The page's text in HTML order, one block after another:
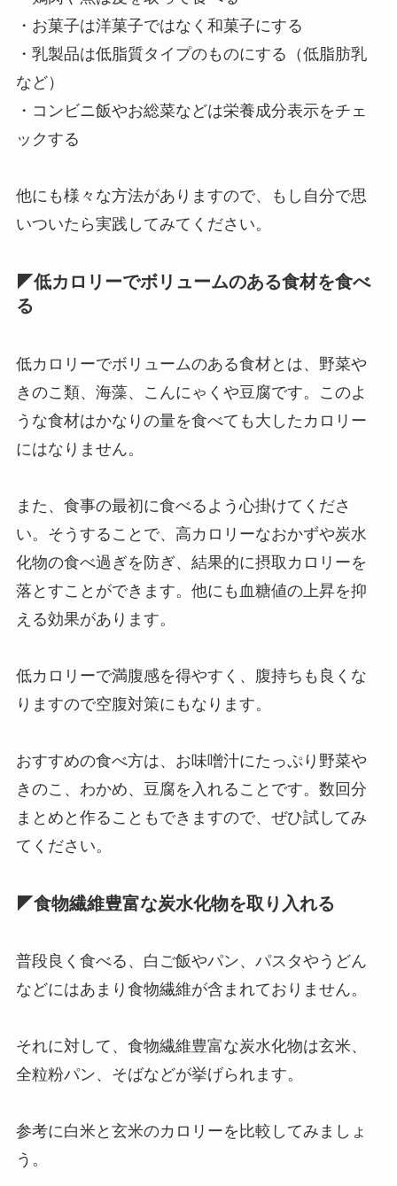
・お菓子は洋菓子ではなく和菓子にする
・乳製品は低脂質タイプのものにする（低脂肪乳
など）
・コンビニ飯やお総菜などは栄養成分表示をチェ
ックする
他にも様々な方法がありますので、もし自分で思
いついたら実践してみてください。
◤低カロリーでボリュームのある食材を食べ
る
低カロリーでボリュームのある食材とは、野菜や
きのこ類、海藻、こんにゃくや豆腐です。このよ
うな食材はかなりの量を食べても大したカロリー
にはなりません。
また、食事の最初に食べるよう心掛けてくださ
い。そうすることで、高カロリーなおかずや炭水
化物の食べ過ぎを防ぎ、結果的に摂取カロリーを
落とすことができます。他にも血糖値の上昇を抑
える効果があります。
低カロリーで満腹感を得やすく、腹持ちも良くな
りますので空腹対策にもなります。
おすすめの食べ方は、お味噌汁にたっぷり野菜や
きのこ、わかめ、豆腐を入れることです。数回分
まとめと作ることもできますので、ぜひ試してみ
てください。
◤食物繊維豊富な炭水化物を取り入れる
普段良く食べる、白ご飯やパン、パスタやうどん
などにはあまり食物繊維が含まれておりません。
それに対して、食物繊維豊富な炭水化物は玄米、
全粒粉パン、そばなどが挙げられます。
参考に白米と玄米のカロリーを比較してみましょ
う。